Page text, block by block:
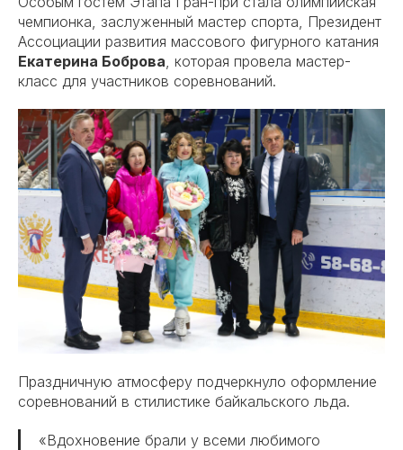
чемпионка, заслуженный мастер спорта, Президент
Ассоциации развития массового фигурного катания
Екатерина Боброва , которая провела мастер-
класс для участников соревнований.
Праздничную атмосферу подчеркнуло оформление
соревнований в стилистике байкальского льда.
«Вдохновение брали у всеми любимого